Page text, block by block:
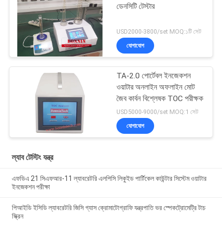
ডেনসিটি টেস্টার
USD2000-3800/set MOQ:১টি সেট
যোগাযোগ
TA-2.0 পোর্টেবল ইনজেকশন
ওয়াটার অনলাইন অফলাইন মোট
জৈব কার্বন বিশ্লেষক TOC পরীক্ষক
USD5000-9000/set MOQ:1 সেট
যোগাযোগ
ল্যাব টেস্টিং যন্ত্র
এফডিএ 21 সিএফআর-11 ল্যাবরেটরি এলপিসি লিকুইড পার্টিকেল কাউন্টার সিস্টেম ওয়াটার
ইনজেকশন পরীক্ষা
পিআইডি ইসিডি ল্যাবরেটরি জিসি গ্যাস ক্রোমাটোগ্রাফি যন্ত্রপাতি ভর স্পেকট্রোমেট্রি টাচ
স্ক্রিন